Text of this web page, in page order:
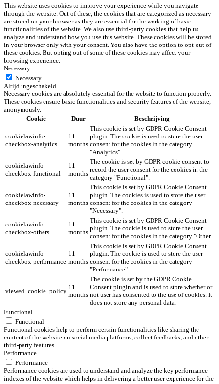
This website uses cookies to improve your experience while you navigate
through the website. Out of these, the cookies that are categorized as necessary
are stored on your browser as they are essential for the working of basic
functionalities of the website. We also use third-party cookies that help us
analyze and understand how you use this website. These cookies will be stored
in your browser only with your consent. You also have the option to opt-out of
these cookies. But opting out of some of these cookies may affect your
browsing experience.
Necessary
Necessary
Altijd ingeschakeld
Necessary cookies are absolutely essential for the website to function properly.
These cookies ensure basic functionalities and security features of the website,
anonymously.
Cookie
Duur Beschrijving
cookielawinfo-
checkbox-analytics
11
months
This cookie is set by GDPR Cookie Consent
plugin. The cookie is used to store the user
consent for the cookies in the category
"Analytics".
cookielawinfo-
checkbox-functional
11
months
The cookie is set by GDPR cookie consent to
record the user consent for the cookies in the
category "Functional".
cookielawinfo-
checkbox-necessary
11
months
This cookie is set by GDPR Cookie Consent
plugin. The cookies is used to store the user
consent for the cookies in the category
"Necessary".
cookielawinfo-
checkbox-others
11
months
This cookie is set by GDPR Cookie Consent
plugin. The cookie is used to store the user
consent for the cookies in the category "Other.
cookielawinfo-
checkbox-performance
11
months
This cookie is set by GDPR Cookie Consent
plugin. The cookie is used to store the user
consent for the cookies in the category
"Performance".
viewed_cookie_policy
11
months
The cookie is set by the GDPR Cookie
Consent plugin and is used to store whether or
not user has consented to the use of cookies. It
does not store any personal data.
Functional
Functional
Functional cookies help to perform certain functionalities like sharing the
content of the website on social media platforms, collect feedbacks, and other
third-party features.
Performance
Performance
Performance cookies are used to understand and analyze the key performance
indexes of the website which helps in delivering a better user experience for the